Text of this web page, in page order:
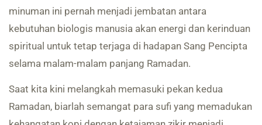
minuman ini pernah menjadi jembatan antara
kebutuhan biologis manusia akan energi dan kerinduan
spiritual untuk tetap terjaga di hadapan Sang Pencipta
selama malam-malam panjang Ramadan.
Saat kita kini melangkah memasuki pekan kedua
Ramadan, biarlah semangat para sufi yang memadukan